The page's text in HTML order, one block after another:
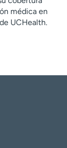
médica en
UCHealth.